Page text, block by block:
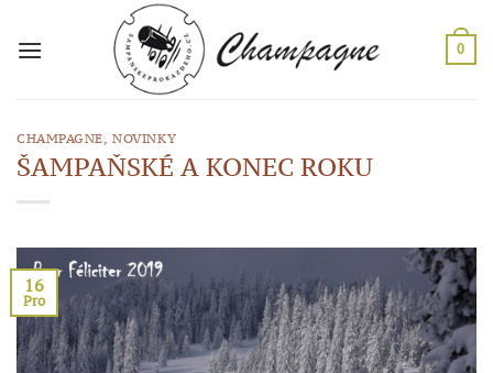
0
CHAMPAGNE,NOVINKY
ŠAMPAŇSKÉ A KONEC ROKU
16
Pro